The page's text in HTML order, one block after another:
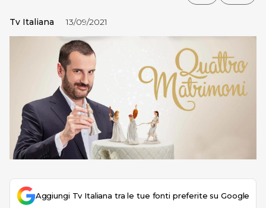
Tv Italiana 13/09/2021
Aggiungi Tv Italiana tra le tue fonti preferite su Google